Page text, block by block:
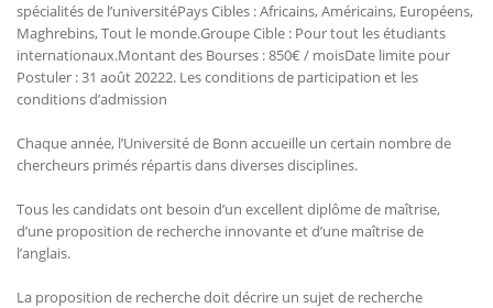
spécialités de l’universitéPays Cibles : Africains, Américains, Européens,
Maghrebins, Tout le monde.Groupe Cible : Pour tout les étudiants
internationaux.Montant des Bourses : 850€ / moisDate limite pour
Postuler : 31 août 20222. Les conditions de participation et les
conditions d’admission
Chaque année, l’Université de Bonn accueille un certain nombre de
chercheurs primés répartis dans diverses disciplines.
Tous les candidats ont besoin d’un excellent diplôme de maîtrise,
d’une proposition de recherche innovante et d’une maîtrise de
l’anglais.
La proposition de recherche doit décrire un sujet de recherche